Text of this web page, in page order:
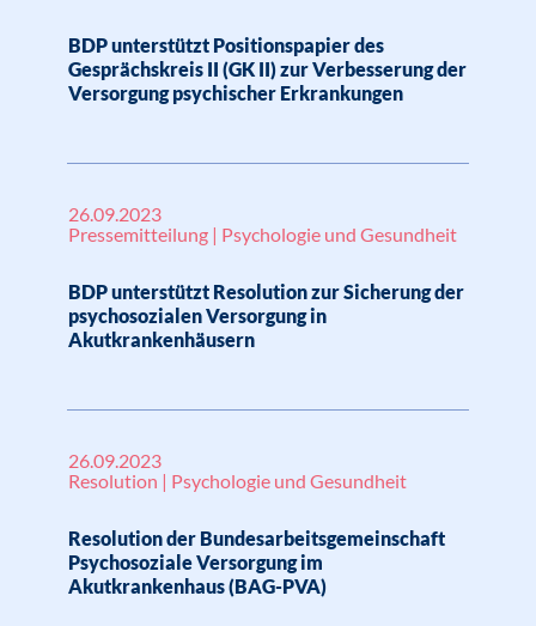
BDP unterstützt Positionspapier des
Gesprächskreis II (GK II) zur Verbesserung der
Versorgung psychischer Erkrankungen
26.09.2023
Pressemitteilung | Psychologie und Gesundheit
BDP unterstützt Resolution zur Sicherung der
psychosozialen Versorgung in
Akutkrankenhäusern
26.09.2023
Resolution | Psychologie und Gesundheit
Resolution der Bundesarbeitsgemeinschaft
Psychosoziale Versorgung im
Akutkrankenhaus (BAG-PVA)